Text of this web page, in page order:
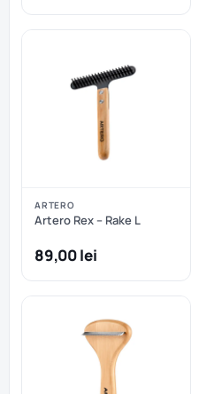
ARTERO
Artero Rex – Rake L
89,00 lei